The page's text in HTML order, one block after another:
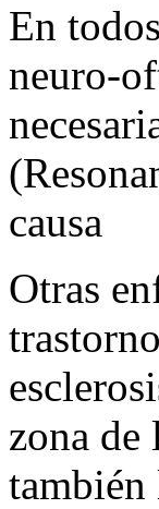
En
neuro-
causa
Otras
zona de